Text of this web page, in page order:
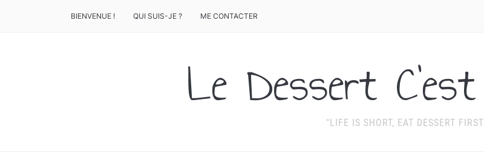
BIENVENUE ! QUI SUIS-JE ? ME CONTACTER
Le Dessert
"LIFE IS SHORT, EAT DESSERT